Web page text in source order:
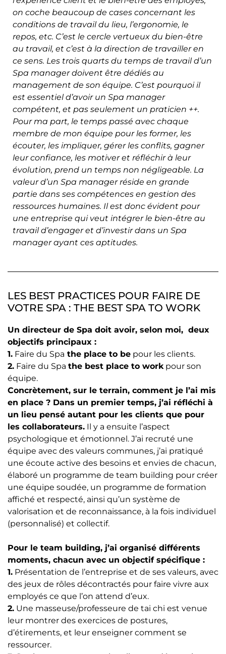
on coche beaucoup de cases concernant les
conditions de travail du lieu, l’ergonomie, le
repos, etc. C’est le cercle vertueux du bien-être
au travail, et c’est à la direction de travailler en
ce sens. Les trois quarts du temps de travail d’un
Spa manager doivent être dédiés au
management de son équipe. C’est pourquoi il
est essentiel d’avoir un Spa manager
compétent, et pas seulement un praticien ++.
Pour ma part, le temps passé avec chaque
membre de mon équipe pour les former, les
écouter, les impliquer, gérer les conflits, gagner
leur confiance, les motiver et réfléchir à leur
évolution, prend un temps non négligeable. La
valeur d’un Spa manager réside en grande
partie dans ses compétences en gestion des
ressources humaines. Il est donc évident pour
une entreprise qui veut intégrer le bien-être au
travail d’engager et d’investir dans un Spa
manager ayant ces aptitudes.
LES BEST PRACTICES POUR FAIRE DE
VOTRE SPA : THE BEST SPA TO WORK
Un directeur de Spa doit avoir, selon moi, deux
objectifs principaux :
1. Faire du Spa the place to be pour les clients.
2. Faire du Spa the best place to workpour son
équipe.
Concrètement, sur le terrain, comment je l’ai mis
en place ? Dans un premier temps, j’ai réfléchi à
un lieu pensé autant pour les clients que pour
les collaborateurs. Il y a ensuite l’aspect
psychologique et émotionnel. J’ai recruté une
équipe avec des valeurs communes, j’ai pratiqué
une écoute active des besoins et envies de chacun,
élaboré un programme de team building pour créer
une équipe soudée, un programme de formation
affiché et respecté, ainsi qu’un système de
valorisation et de reconnaissance, à la fois individuel
(personnalisé) et collectif.
Pour le team building, j’ai organisé différents
moments, chacun avec un objectif spécifique :
1. Présentation de l’entreprise et de ses valeurs, avec
des jeux de rôles décontractés pour faire vivre aux
employés ce que l’on attend d’eux.
2. Une masseuse/professeure de tai chi est venue
leur montrer des exercices de postures,
d’étirements, et leur enseigner comment se
ressourcer.